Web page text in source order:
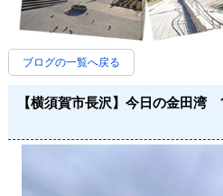
ブログの一覧へ戻る
【横須賀市長沢】今日の金田湾